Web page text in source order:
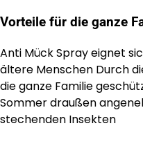
Vorteile für die ganze
Anti Mück Spray eignet
ältere Menschen Durch
die ganze Familie
Sommer draußen
stechenden Insekten